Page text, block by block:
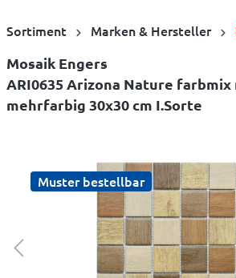
Sortiment Marken & Hersteller
Mosaik Engers
ARI0635 Arizona Nature
mehrfarbig 30x30 cm I.Sorte
Muster bestellbar